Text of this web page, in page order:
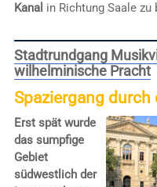
Kanal in Richtung Saale zu
Stadtrundgang
wilhelminische Pracht
Spaziergang durch
Erst spät wurde
das sumpfige
Gebiet
südwestlich der